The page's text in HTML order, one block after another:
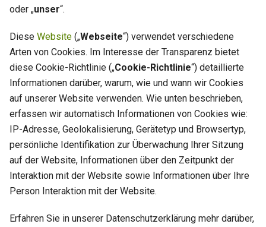
oder „unser“.
Diese Website („Webseite“) verwendet verschiedene
Arten von Cookies. Im Interesse der Transparenz bietet
diese Cookie-Richtlinie („Cookie-Richtlinie“) detaillierte
Informationen darüber, warum, wie und wann wir Cookies
auf unserer Website verwenden. Wie unten beschrieben,
erfassen wir automatisch Informationen von Cookies wie:
IP-Adresse, Geolokalisierung, Gerätetyp und Browsertyp,
persönliche Identifikation zur Überwachung Ihrer Sitzung
auf der Website, Informationen über den Zeitpunkt der
Interaktion mit der Website sowie Informationen über Ihre
Person Interaktion mit der Website.
Erfahren Sie in unserer Datenschutzerklärung mehr darüber,